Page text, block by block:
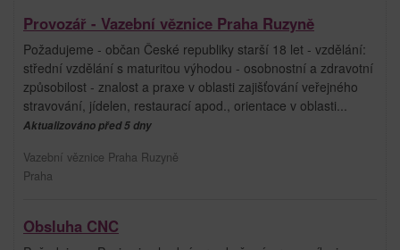
Provozář - Vazební věznice Praha Ruzyně
Požadujeme - občan České republiky starší 18 let - vzdělání:
střední vzdělání s maturitou výhodou - osobnostní a zdravotní
způsobilost - znalost a praxe v oblasti zajišťování veřejného
stravování, jídelen, restaurací apod., orientace v oblasti...
Aktualizováno před 5 dny
Vazební věznice Praha Ruzyně
Praha
Obsluha CNC